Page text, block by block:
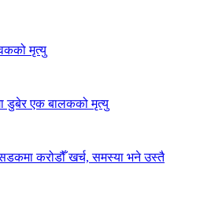
मृत्यु
डुबेर एक बालकको मृत्यु
करोडौँ खर्च, समस्या भने उस्तै